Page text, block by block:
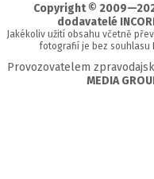
Copyright ©
dodavatelé
Jakékoliv užití obsahu včetně
fotografií je bez souhlasu
Provozovatelem
MEDIA